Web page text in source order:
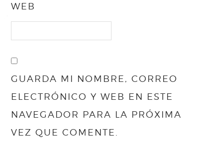
WEB
GUARDA MI NOMBRE, CORREO
ELECTRÓNICO Y WEB EN ESTE
NAVEGADOR PARA LA PRÓXIMA
VEZ QUE COMENTE.